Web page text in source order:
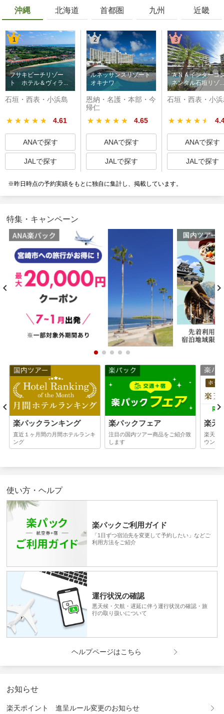
沖縄 北海道 首都圏 九州 近畿
フサキビーチリゾー
ト ホテル＆ヴィラ...
1
石垣・西表・小浜島
★★★★★
★★★★★ 4.61
ANAで探す
JALで探す
ルネッサンスリゾート
オキナワ
2
恩納・名護・本部・今
帰仁
★★★★★
★★★★★ 4.65
ANAで探す
JALで探す
ＡＮＡインターコ
ネンタル石垣リゾ...
3
石垣・西表・小
★★★★★
★★★★★
ANAで探す
JALで探す
※昨日時点の予約実績をもとに独自に集計し、掲載しています。
特集・キャンペーン
楽パックランキング
直近１ヶ月間の月間ホテルランキ
ング
楽パックフェア
注目の国内ツアー商品をご紹介致
します
楽天
楽天ト
ウンジ
使い方・ヘルプ
楽パックご利用ガイド
「1日ずつ宿泊先を変更して予約したい」などご
利用方法をご紹介
運行状況の確認
悪天候・欠航・遅延に伴う運行状況の確認・旅
行の取り扱いについて
ヘルプページはこちら
お知らせ
楽天ポイント 進呈ルール変更のお知らせ